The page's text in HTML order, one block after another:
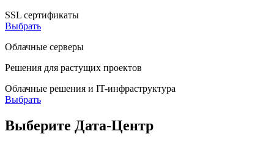
SSL сертификаты
Выбрать
Облачные серверы
Решения для растущих проектов
Облачные решения и IT-инфраструктура
Выбрать
Выберите Дата-Центр